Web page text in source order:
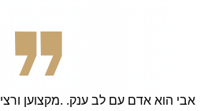
ורציני נותן את כל כולו